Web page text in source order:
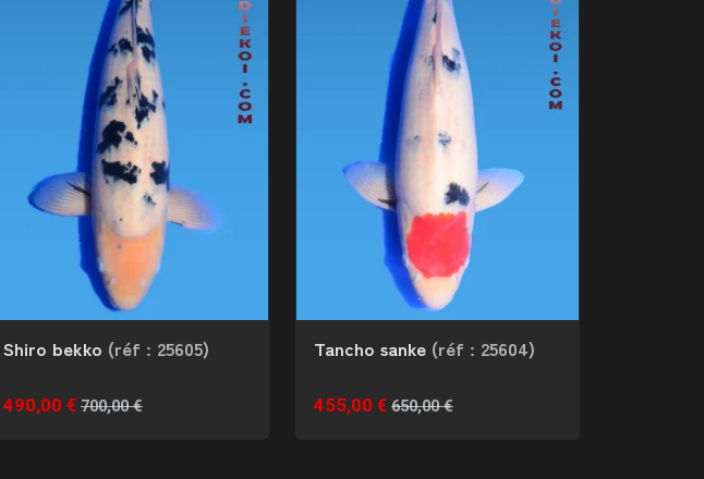
Shiro bekko (réf : 25605)
490,00 € 700,00 €
Tancho sanke (réf : 25604)
455,00 € 650,00 €